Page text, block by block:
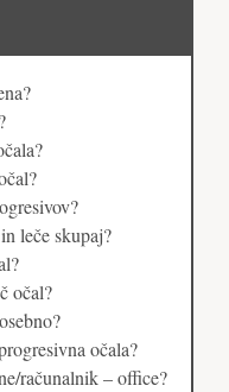
leče skupaj?
očal?
očala?
računalnik – office?